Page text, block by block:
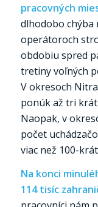
pracovných
dlhodobo chýba
operátoroch
obdobiu spred
tretiny voľných
V okresoch
ponúk až tri
Naopak, v
počet
viac než 100-
Na konci
114 tisíc